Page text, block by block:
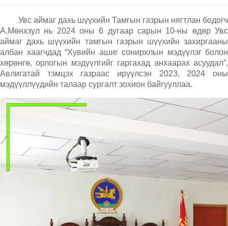
Увс аймаг дахь шүүхийн Тамгын газрын нягтлан бодогч
А.Мөнхзул нь 2024 оны 6 дугаар сарын 10-ны өдөр Увс
аймаг дахь шүүхийн тамгын газрын шүүхийн захиргааны
албан хаагчдад “Хувийн ашиг сонирхлын мэдүүлэг болон
хөрөнгө, орлогын мэдүүлгийг гаргахад анхаарах асуудал”,
Авлигатай тэмцэх газраас ирүүлсэн 2023, 2024 оны
мэдүүллүүдийн талаар сургалт зохион байгууллаа.